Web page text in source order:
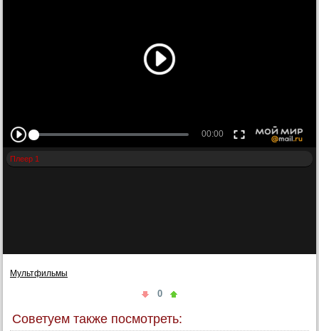
Плеер 1
Мультфильмы
0
Советуем также посмотреть: